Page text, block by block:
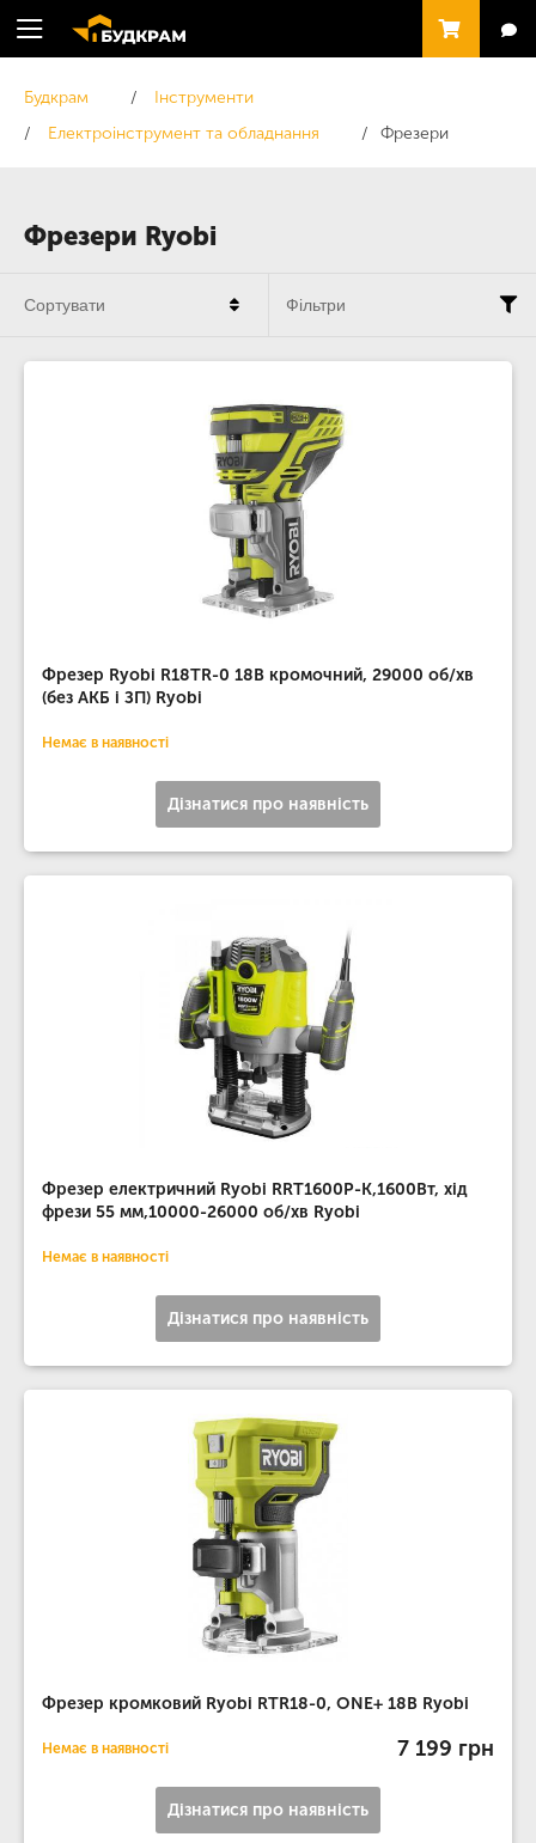
Фрезери Ryobi
Будкрам
Інструменти
Електроінструмент та обладнання
Фрезери
Фрезер Ryobi R18TR-0 18В кромочний, 29000 об/хв
(без АКБ і ЗП) Ryobi
Немає в наявності
Дізнатися про наявність
Фрезер електричний Ryobi RRT1600P-K,1600Вт, хід
фрези 55 мм,10000-26000 об/хв Ryobi
Немає в наявності
Дізнатися про наявність
Фрезер кромковий Ryobi RTR18-0, ONE+ 18В Ryobi
Немає в наявності 7 199 грн
Дізнатися про наявність
Сортувати Фільтри